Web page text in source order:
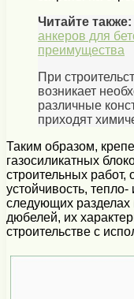
Читайте также:
анкеров для
преимущества
При
возникает
различные
приходят
Таким образом,
газосиликатных
строительных работ,
устойчивость,
следующих
дюбелей, их
строительстве с